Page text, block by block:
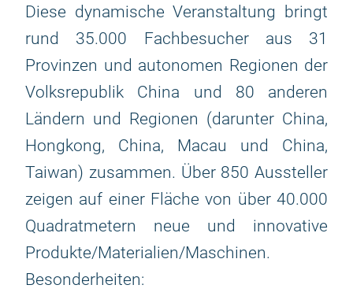
Diese dynamische Veranstaltung bringt
rund 35.000 Fachbesucher aus 31
Provinzen und autonomen Regionen der
Volksrepublik China und 80 anderen
Ländern und Regionen (darunter China,
Hongkong, China, Macau und China,
Taiwan) zusammen. Über 850 Aussteller
zeigen auf einer Fläche von über 40.000
Quadratmetern neue und innovative
Produkte/Materialien/Maschinen.
Besonderheiten: